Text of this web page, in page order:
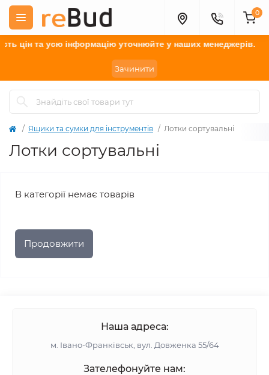
цін та усю інформацію уточнюйтеу наших менеджерів.
Зачинити
0
Ящики та сумки для інструментів Лотки сортувальні
Лотки сортувальні
В категорії немає товарів
Продовжити
Наша адреса:
м. Івано-Франківськ, вул. Довженка 55/64
Зателефонуйте нам: